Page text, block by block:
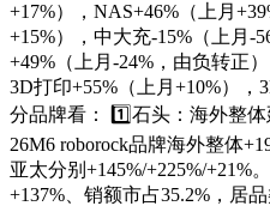
+17%），NAS+46%（上月
+15%），中大充-15%（上月-
+49%（上月-24%，由负转正
3D打印+55%（上月+10%），
分品牌看： 1️⃣石头：海外整
26M6 roborock品牌海外整体
亚太分别+145%/+225%/+21%
+137%、销额市占35.2%，居